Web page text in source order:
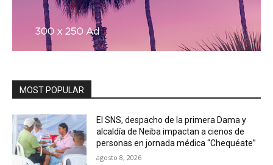
MOST POPULAR
El SNS, despacho de la primera Dama y
alcaldía de Neiba impactan a cienos de
personas en jornada médica “Chequéate”
agosto 8, 2026